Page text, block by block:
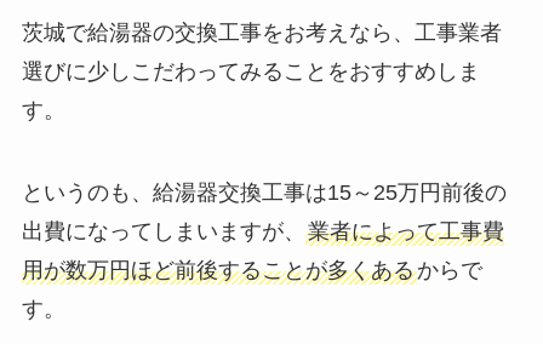
茨城で給湯器の交換工事をお考えなら、工事業者
選びに少しこだわってみることをおすすめしま
す。
というのも、給湯器交換工事は15～25万円前後の
出費になってしまいますが、 業者によって工事費
用が数万円ほど前後することが多くあるからで
す。